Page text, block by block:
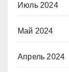
Июль 2024
Май 2024
Апрель 2024